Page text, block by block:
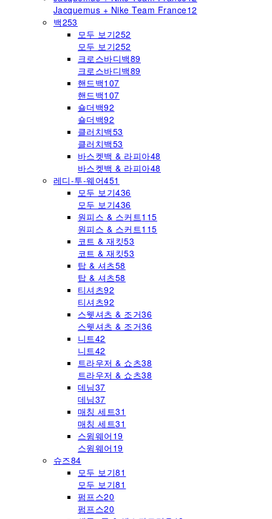
Jacquemus + Nike Team France12
백253
모두 보기252
모두 보기252
크로스바디백89
크로스바디백89
핸드백107
핸드백107
숄더백92
숄더백92
클러치백53
클러치백53
바스켓백 & 라피아48
바스켓백 & 라피아48
레디-투-웨어451
모두 보기436
모두 보기436
원피스 & 스커트115
원피스 & 스커트115
코트 & 재킷53
코트 & 재킷53
탑 & 셔츠58
탑 & 셔츠58
티셔츠92
티셔츠92
스웻셔츠 & 조거36
스웻셔츠 & 조거36
니트42
니트42
트라우저 & 쇼츠38
트라우저 & 쇼츠38
데님37
데님37
매칭 세트31
매칭 세트31
스윔웨어 19
스윔웨어 19
슈즈84
모두 보기81
모두 보기81
펌프스20
펌프스20